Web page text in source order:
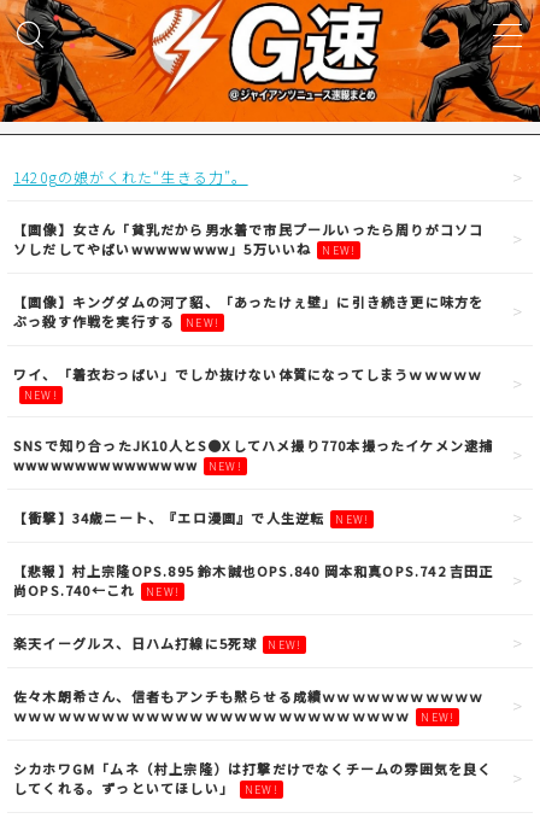
MENU
得点映像
試合結果
1420gの娘がくれた“生きる力”。
【画像】女さん「貧乳だから男水着で市民プールいったら周りがコソコ
ソしだしてやばいwwwwwwww」5万いいね
NEW!
【画像】キングダムの河了貂、「あったけぇ壁」に引き続き更に味方を
ぶっ殺す作戦を実行する
NEW!
ワイ、「着衣おっばい」でしか抜けない体質になってしまうｗｗｗｗｗ
NEW!
SNSで知り合ったJK10人とS●Xしてハメ撮り770本撮ったイケメン逮捕
wwwwwwwwwwwwwww
NEW!
【衝撃】34歳ニート、『エロ漫画』で人生逆転 NEW!
【悲報】村上宗隆OPS.895 鈴木誠也OPS.840 岡本和真OPS.742 吉田正
尚OPS.740←これ
NEW!
楽天イーグルス、日ハム打線に5死球 NEW!
佐々木朗希さん、信者もアンチも黙らせる成績ｗｗｗｗｗｗｗｗｗｗｗ
ｗｗｗｗｗｗｗｗｗｗｗｗｗｗｗｗｗｗｗｗｗｗｗｗｗｗｗ
NEW!
シカホワGM「ムネ（村上宗隆）は打撃だけでなくチームの雰囲気を良く
してくれる。ずっといてほしい」
NEW!